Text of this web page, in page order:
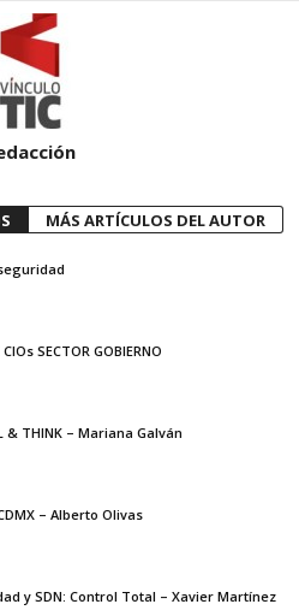
MÁS ARTÍCULOS DEL AUTOR
SECTOR GOBIERNO
& THINK – Mariana Galván
– Alberto Olivas
y SDN: Control Total – Xavier Martínez